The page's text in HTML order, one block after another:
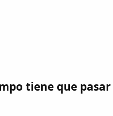
tiene que